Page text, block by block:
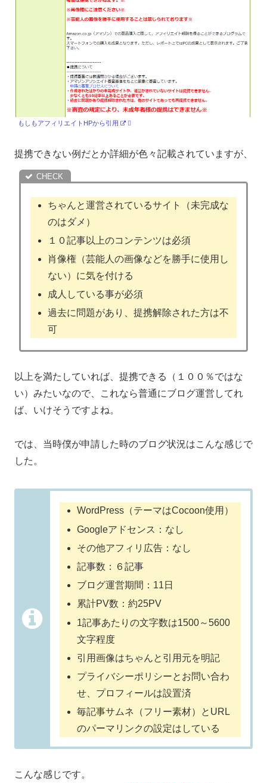
もしもアフィリエイトHPから引用
提携できない例だとか詳細が色々記載されていますが、
ちゃんと運営されているサイト（未完成な
のはダメ）
１０記事以上のコンテンツは必須
肖像権（芸能人の画像などを勝手に使用し
ない）に気を付ける
成人している事が必須
過去に問題があり、提携解除された方は不
可
以上を満たしていれば、提携できる（１００％ではな
い）みたいなので、これなら普通にブログ運営してれ
ば、いけそうですよね。
では、当時僕が申請した時のブログ状況はこんな感じで
した。
WordPress（テーマはCocoon使用）
Googleアドセンス：なし
その他アフィリ広告：なし
記事数：６記事
ブログ運営期間：11日
累計PV数：約25PV
1記事あたりの文字数は1500～5600
文字程度
引用画像はちゃんと引用元を明記
プライバシーポリシーとお問い合わ
せ、プロフィールは設置済
毎記事サムネ（フリー素材）とURL
のパーマリンクの設定はしている
こんな感じです。